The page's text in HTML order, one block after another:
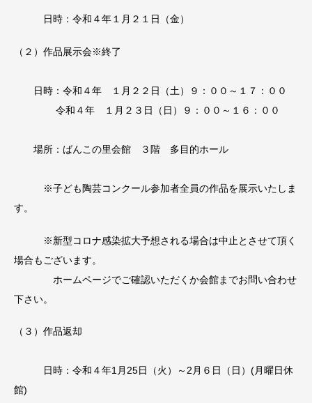
日時：令和４年１月２１日（金）
（２）作品展示会※終了
日時：令和４年 １月２２日（土）９：００～１７：００
令和４年 １月２３日（日）９：００～１６：００
場所：ばんこの里会館 ３階 多目的ホール
※子ども陶芸コンクール参加者全員の作品を展示いたしま
す。
※新型コロナ感染拡大予想される場合は中止とさせて頂く
場合もございます。
ホームページでご確認いただくか会館までお問い合わせ
下さい。
（３）作品返却
日時：令和４年1月25日（火）～2月６日（日）(月曜日休
館)